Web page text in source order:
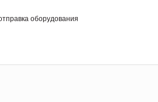
оборудования